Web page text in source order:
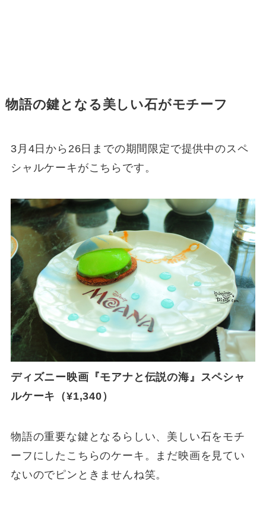
物語の鍵となる美しい石がモチーフ
3月4日から26日までの期間限定で提供中のスペ
シャルケーキがこちらです。
ディズニー映画『モアナと伝説の海』スペシャ
ルケーキ（¥1,340）
物語の重要な鍵となるらしい、美しい石をモチ
ーフにしたこちらのケーキ。まだ映画を見てい
ないのでピンときませんね笑。